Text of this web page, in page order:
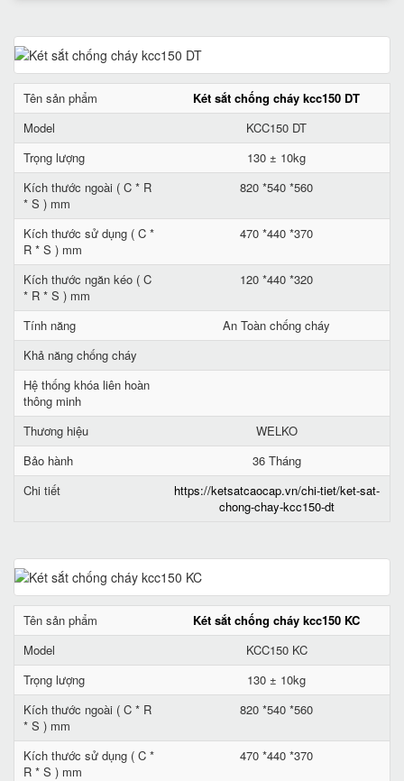
Tên sản phẩm
Két sắt chống cháy kcc150 DT
Model
KCC150 DT
Trọng lượng
130 ± 10kg
Kích thước ngoài ( C * R
* S ) mm
820 *540 *560
Kích thước sử dụng ( C *
R * S ) mm
470 *440 *370
Kích thước ngăn kéo ( C
* R * S ) mm
120 *440 *320
Tính năng
An Toàn chống cháy
Khả năng chống cháy
Hệ thống khóa liên hoàn
thông minh
Thương hiệu
WELKO
Bảo hành
36 Tháng
Chi tiết
https://ketsatcaocap.vn/chi-tiet/ket-sat-
chong-chay-kcc150-dt
Tên sản phẩm
Két sắt chống cháy kcc150 KC
Model
KCC150 KC
Trọng lượng
130 ± 10kg
Kích thước ngoài ( C * R
* S ) mm
820 *540 *560
Kích thước sử dụng ( C *
R * S ) mm
470 *440 *370